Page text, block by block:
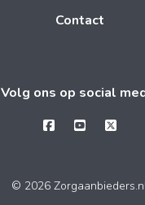
Contact
Volg ons op social
© 2026